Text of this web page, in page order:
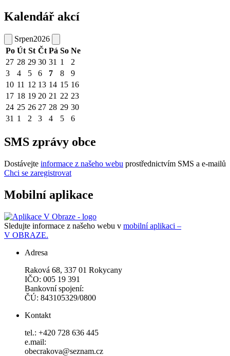
Kalendář akcí
Srpen2026
Po Út St Čt Pá So Ne
27 28 29 30 31 1
2
3
4 5 6 7 8
9
10 11 12 13 14 15 16
17 18 19 20 21 22 23
24 25 26 27 28 29 30
31 1 2 3 4 5 6
SMS zprávy obce
Dostávejte informace z našeho webu prostřednictvím SMS a e-mailů
Chci se zaregistrovat
Mobilní aplikace
Sledujte informace z našeho webu v mobilní aplikaci –
V OBRAZE.
Adresa
Raková 68, 337 01 Rokycany
IČO: 005 19 391
Bankovní spojení:
ČÚ: 843105329/0800
Kontakt
tel.: +420 728 636 445
e.mail:
obecrakova@seznam.cz